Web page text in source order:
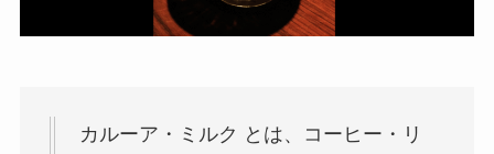
カルーア・ミルク とは、コーヒー・リ